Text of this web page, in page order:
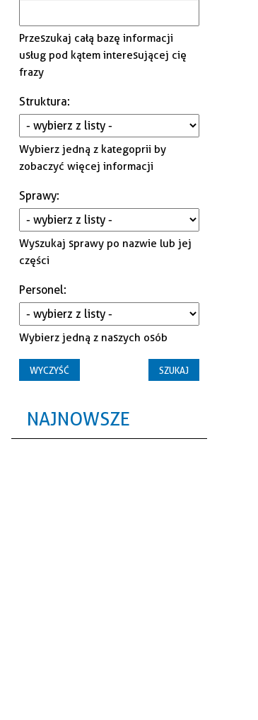
Problemów Alkoholowych i
Przeciwdziałania Narkomanii
Przeszukaj całą bazę informacji
usług pod kątem interesującej cię
frazy
Struktura:
Wybierz jedną z kategoprii by
zobaczyć więcej informacji
Sprawy:
Wyszukaj sprawy po nazwie lub jej
części
Personel:
Wybierz jedną z naszych osób
NAJNOWSZE